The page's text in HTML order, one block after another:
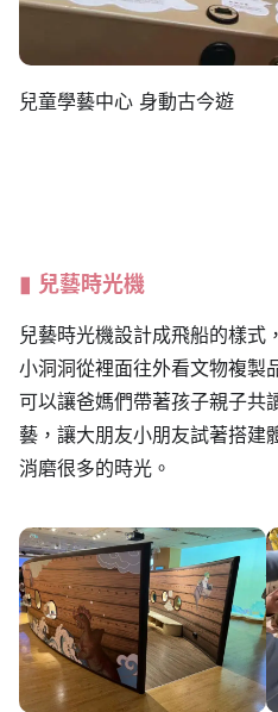
兒童學藝中心 身動古今遊
兒藝時光機
兒藝時光機設計成飛船的樣式
小洞洞從裡面往外看文物複製
可以讓爸媽們帶著孩子親子共
藝，讓大朋友小朋友試著搭建
消磨很多的時光。